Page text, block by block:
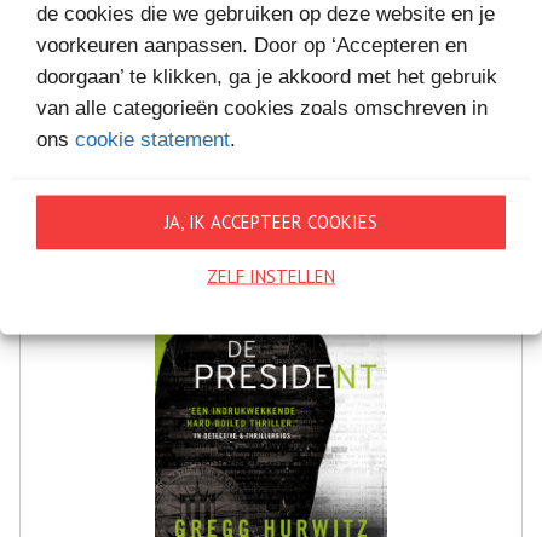
de cookies die we gebruiken op deze website en je
voorkeuren aanpassen. Door op ‘Accepteren en
doorgaan’ te klikken, ga je akkoord met het gebruik
van alle categorieën cookies zoals omschreven in
ons cookie statement.
JA, IK ACCEPTEER COOKIES
ZELF INSTELLEN
MEER BOEKEN VAN
VAKANTIELEZEN